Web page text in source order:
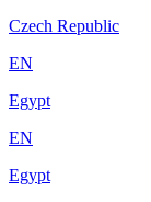
Czech Republic
EN
Egypt
EN
Egypt